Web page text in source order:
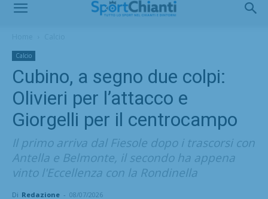
Calcio
Cubino, a segno due colpi:
Olivieri per l’attacco e
Giorgelli per il centrocampo
Il primo arriva dal Fiesole dopo i trascorsi con
Antella e Belmonte, il secondo ha appena
vinto l'Eccellenza con la Rondinella
Di Redazione - 08/07/2026